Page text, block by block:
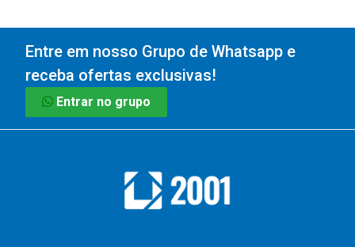
Entre em nosso Grupo de Whatsapp e
receba ofertas exclusivas!
Entrar no grupo